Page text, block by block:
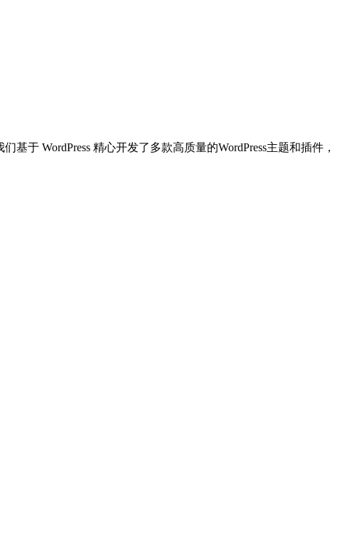
于 WordPress 精心开发了多款高质量的WordPress主题和插件，